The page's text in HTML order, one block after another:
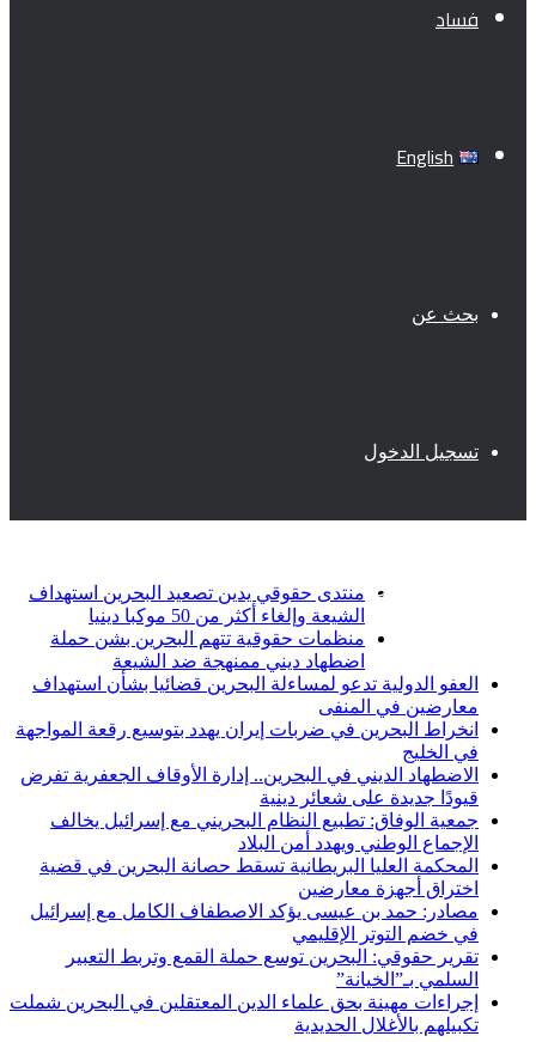
فساد
English
بحث عن
تسجيل الدخول
فيسبوك
منتدى حقوقي يدين تصعيد البحرين استهداف
الشيعة وإلغاء أكثر من 50 موكبا دينيا
منظمات حقوقية تتهم البحرين بشن حملة
اضطهاد ديني ممنهجة ضد الشيعة
العفو الدولية تدعو لمساءلة البحرين قضائيا بشأن استهداف
معارضين في المنفى
انخراط البحرين في ضربات إيران يهدد بتوسيع رقعة المواجهة
في الخليج
الاضطهاد الديني في البحرين.. إدارة الأوقاف الجعفرية تفرض
قيودًا جديدة على شعائر دينية
جمعية الوفاق: تطبيع النظام البحريني مع إسرائيل يخالف
الإجماع الوطني ويهدد أمن البلاد
المحكمة العليا البريطانية تسقط حصانة البحرين في قضية
اختراق أجهزة معارضين
مصادر: حمد بن عيسى يؤكد الاصطفاف الكامل مع إسرائيل
في خضم التوتر الإقليمي
تقرير حقوقي: البحرين توسع حملة القمع وتربط التعبير
السلمي بـ”الخيانة”
إجراءات مهينة بحق علماء الدين المعتقلين في البحرين شملت
تكبيلهم بالأغلال الحديدية